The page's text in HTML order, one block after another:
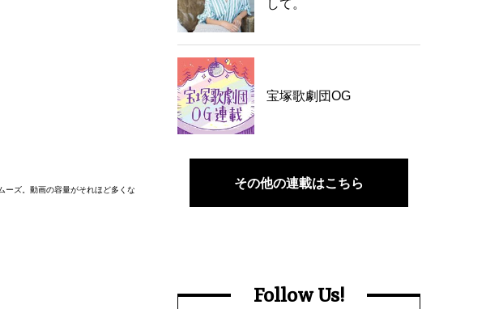
ーズ。動画の容量がそれほど多くな
して。
宝塚歌劇団OG
その他の連載はこちら
Follow Us!